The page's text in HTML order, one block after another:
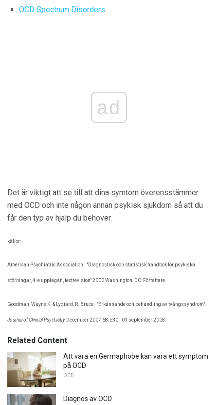
OCD Spectrum Disorders
ad
Det är viktigt att se till att dina symtom överensstämmer
med OCD och inte någon annan psykisk sjukdom så att du
får den typ av hjälp du behöver.
källor:
American Psychiatric Association. "Diagnostisk och statistisk handbok för psykiska
störningar, 4: e upplagan, textrevision" 2000 Washington, DC: Författare.
Goodman, Wayne K. & Lydiard, R. Bruce. "Erkännande och behandling av tvångssyndrom".
Journal of Clinical Psychiatry December 2007 68: e30. 01 september 2008.
Related Content
Att vara en Germaphobe kan vara ett symptom
på OCD
OCD
Diagnos av OCD